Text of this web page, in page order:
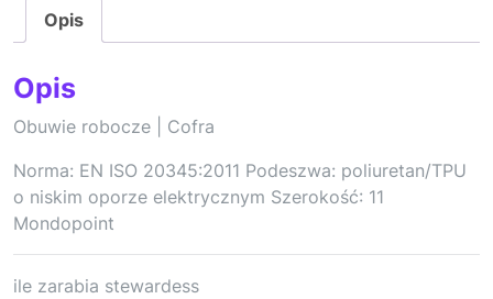
Opis
Opis
Obuwie robocze | Cofra
Norma: EN ISO 20345:2011 Podeszwa: poliuretan/TPU
o niskim oporze elektrycznym Szerokość: 11
Mondopoint
ile zarabia stewardess